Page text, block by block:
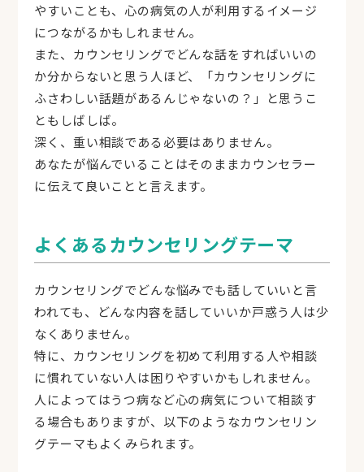
やすいことも、心の病気の人が利用するイメージ
につながるかもしれません。
また、カウンセリングでどんな話をすればいいの
か分からないと思う人ほど、「カウンセリングに
ふさわしい話題があるんじゃないの？」と思うこ
ともしばしば。
深く、重い相談である必要はありません。
あなたが悩んでいることはそのままカウンセラー
に伝えて良いことと言えます。
よくあるカウンセリングテーマ
カウンセリングでどんな悩みでも話していいと言
われても、どんな内容を話していいか戸惑う人は少
なくありません。
特に、カウンセリングを初めて利用する人や相談
に慣れていない人は困りやすいかもしれません。
人によってはうつ病など心の病気について相談す
る場合もありますが、以下のようなカウンセリン
グテーマもよくみられます。